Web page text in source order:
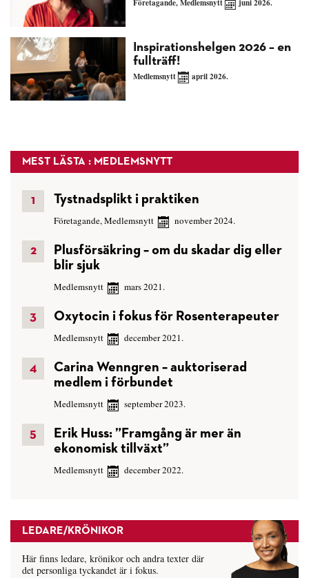
Företagande,Medlemsnytt juni 2026.
Inspirationshelgen 2026 – en
fullträff!
Medlemsnytt april 2026.
MEST LÄSTA : MEDLEMSNYTT
Tystnadsplikt i praktiken
Företagande,Medlemsnytt november 2024.
Plusförsäkring – om du skadar dig eller
blir sjuk
Medlemsnytt mars 2021.
Oxytocin i fokus för Rosenterapeuter
Medlemsnytt december 2021.
Carina Wenngren – auktoriserad
medlem i förbundet
Medlemsnytt september 2023.
Erik Huss: ”Framgång är mer än
ekonomisk tillväxt”
Medlemsnytt december 2022.
LEDARE/KRÖNIKOR
Här finns ledare, krönikor och andra texter där
det personliga tyckandet är i fokus.